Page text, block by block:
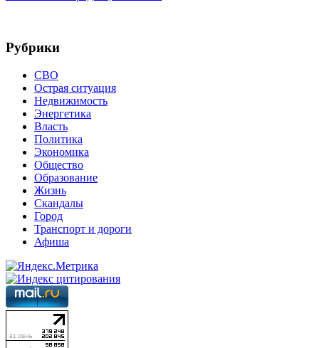
Рубрики
СВО
Острая ситуация
Недвижимость
Энергетика
Власть
Политика
Экономика
Общество
Образование
Жизнь
Скандалы
Город
Транспорт и дороги
Афиша